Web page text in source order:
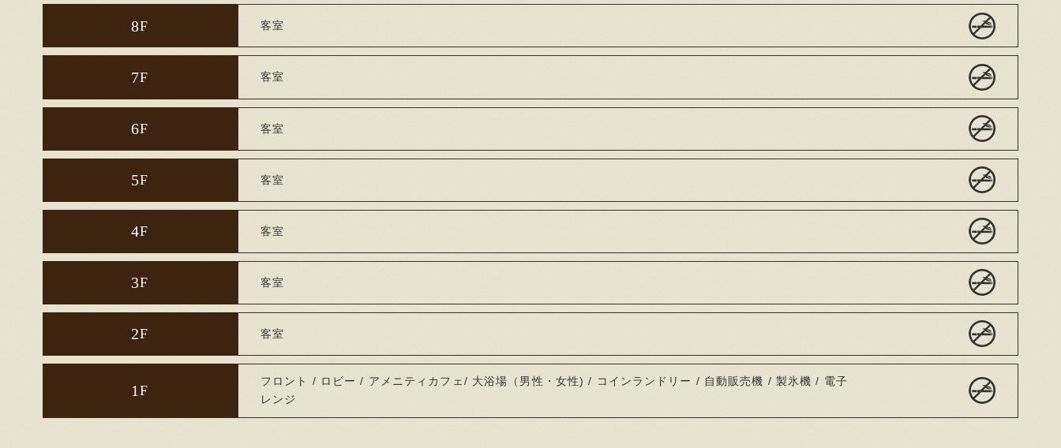
8F 客室
7F 客室
6F 客室
5F 客室
4F 客室
3F 客室
2F 客室
1F
フロント / ロビー / アメニティカフェ/ 大浴場（男性・女性) / コインランドリー / 自動販売機 / 製氷機 / 電子
レンジ